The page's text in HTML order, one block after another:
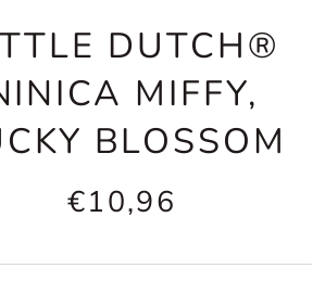
DUTCH®
MIFFY,
BLOSSOM
€10,96